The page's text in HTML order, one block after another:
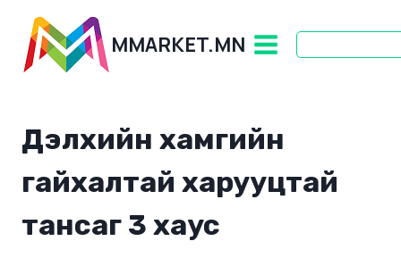
content
MMARKET.MN
Дэлхийн хамгийн
гайхалтай харууцтай
тансаг 3 хаус